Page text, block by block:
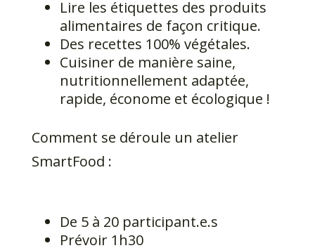
Lire les étiquettes des produits
alimentaires de façon critique.
Des recettes 100% végétales.
Cuisiner de manière saine,
nutritionnellement adaptée,
rapide, économe et écologique !
Comment se déroule un atelier
SmartFood :
De 5 à 20 participant.e.s
Prévoir 1h30